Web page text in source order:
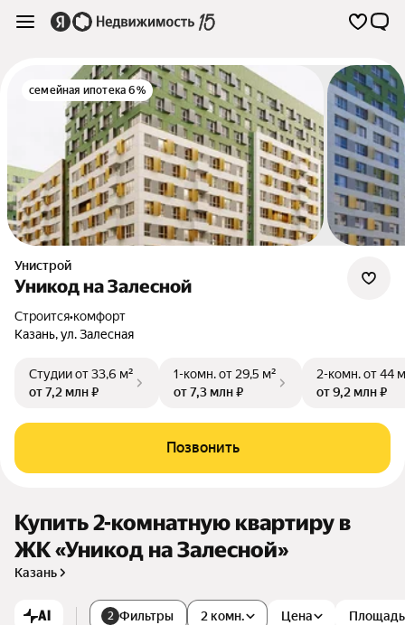
семейная ипотека 6%
Унистрой
Уникод на Залесной
Строится•комфорт
Казань,ул. Залесная
Студииот 33,6 м²
от 7,2 млн ₽
1-комн.от 29,5 м²
от 7,3 млн ₽
2-комн.от 44
от 9,2 млн ₽
Позвонить
Купить 2-комнатную квартиру в
ЖК «Уникод на Залесной»
Казань
AI 2 Фильтры 2 комн. Цена Площадь